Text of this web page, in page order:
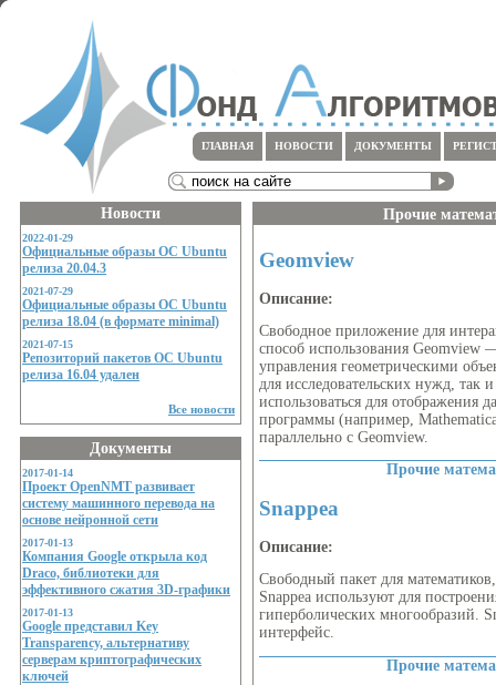
ДОКУМЕНТЫ
НОВОСТИ
ГЛАВНАЯ
Новости
2022-01-29
Официальные образы ОС Ubuntu
релиза 20.04.3
2021-07-29
Официальные образы ОС Ubuntu
релиза 18.04 (в формате minimal)
2021-07-15
Репозиторий пакетов ОС Ubuntu
релиза 16.04 удален
Все новости
Документы
2017-01-14
Проект OpenNMT развивает
систему машинного перевода на
основе нейронной сети
2017-01-13
Компания Google открыла код
Draco, библиотеки для
эффективного сжатия 3D-графики
2017-01-13
Google представил Key
Transparency, альтернативу
серверам криптографических
ключей
Прочие
Geomview
Описание:
Свободное приложение для
способ использования Geomview
управления геометрическими
для исследовательских нужд, так
использоваться для отображения
программы (например,
параллельно с Geomview.
Прочие
Snappea
Описание:
Свободный пакет для
Snappea используют для
гиперболических многообразий.
интерфейс.
Прочие